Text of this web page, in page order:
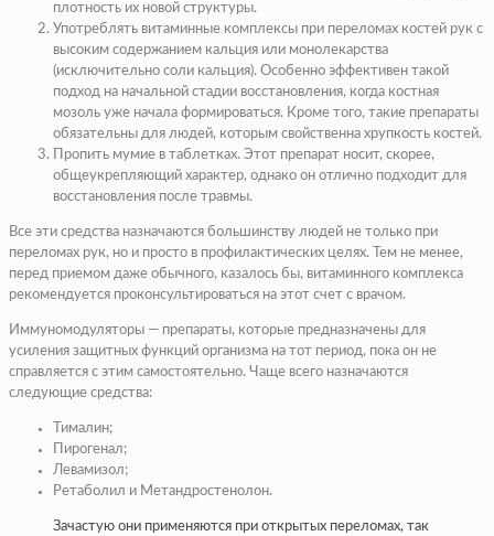
плотность их новой структуры.
Употреблять витаминные комплексы при переломах костей рук с
высоким содержанием кальция или монолекарства
(исключительно соли кальция). Особенно эффективен такой
подход на начальной стадии восстановления, когда костная
мозоль уже начала формироваться. Кроме того, такие препараты
обязательны для людей, которым свойственна хрупкость костей.
Пропить мумие в таблетках. Этот препарат носит, скорее,
общеукрепляющий характер, однако он отлично подходит для
восстановления после травмы.
Все эти средства назначаются большинству людей не только при
переломах рук, но и просто в профилактических целях. Тем не менее,
перед приемом даже обычного, казалось бы, витаминного комплекса
рекомендуется проконсультироваться на этот счет с врачом.
Иммуномодуляторы — препараты, которые предназначены для
усиления защитных функций организма на тот период, пока он не
справляется с этим самостоятельно. Чаще всего назначаются
следующие средства:
Тималин;
Пирогенал;
Левамизол;
Ретаболил и Метандростенолон.
Зачастую они применяются при открытых переломах, так